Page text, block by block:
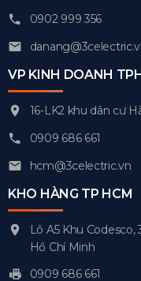
0902 999 356
VP KINH DOANH
16-LK2 khu dân cư
0909 686 661
hcm@3celectric.vn
KHO HÀNG TP HCM
Lô A5 Khu Codesco,
Hồ Chí Minh
0909 686 661